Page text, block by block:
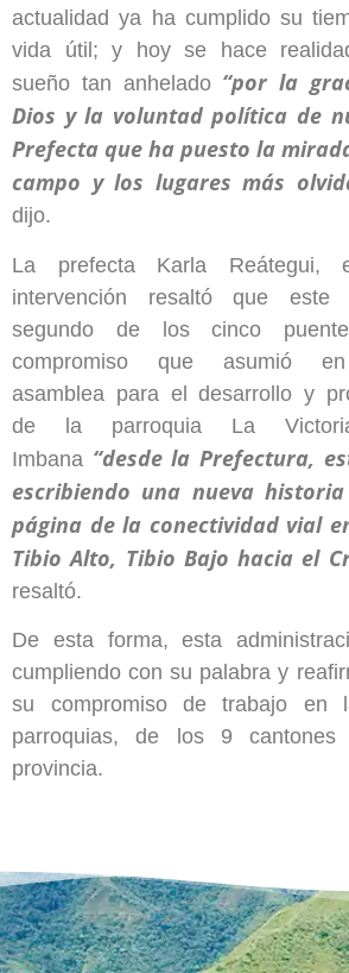
actualidad ya ha cumplido su
vida útil; y hoy se hace
sueño tan anhelado “por la
Dios y la voluntad política de
Prefecta que ha puesto la
campo y los lugares más
dijo.
La prefecta Karla Reátegui,
intervención resaltó que
segundo de los cinco
compromiso que asumió
asamblea para el desarrollo y
de la parroquia La
Imbana “desde la Prefectura,
escribiendo una nueva
página de la conectividad vial
Tibio Alto, Tibio Bajo hacia el
resaltó.
De esta forma, esta
cumpliendo con su palabra y
su compromiso de trabajo en
parroquias, de los 9
provincia.